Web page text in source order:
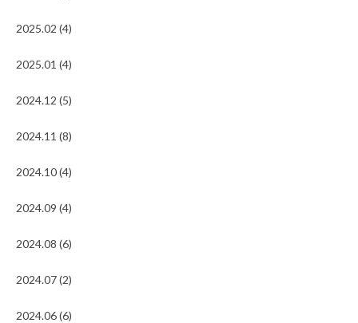
2025.02 (4)
2025.01 (4)
2024.12 (5)
2024.11 (8)
2024.10 (4)
2024.09 (4)
2024.08 (6)
2024.07 (2)
2024.06 (6)